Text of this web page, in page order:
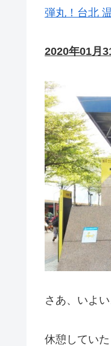
弾丸！台北
2020年01月
さあ、いよ
休憩してい